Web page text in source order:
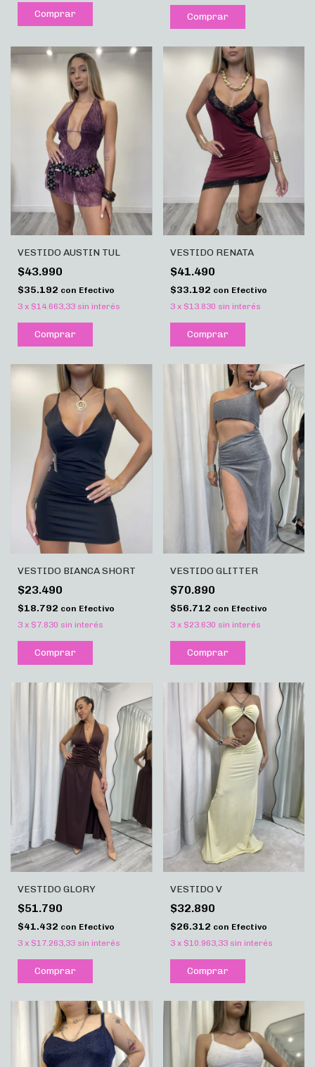
Comprar Comprar
VESTIDO AUSTIN TUL
$43.990
$35.192 con Efectivo
3 x $14.663,33 sin interés
Comprar
VESTIDO RENATA
$41.490
$33.192 con Efectivo
3 x $13.830 sin interés
Comprar
VESTIDO BIANCA SHORT
$23.490
$18.792 con Efectivo
3 x $7.830 sin interés
Comprar
VESTIDO GLITTER
$70.890
$56.712 con Efectivo
3 x $23.630 sin interés
Comprar
VESTIDO GLORY
$51.790
$41.432 con Efectivo
3 x $17.263,33 sin interés
Comprar
VESTIDO V
$32.890
$26.312 con Efectivo
3 x $10.963,33 sin interés
Comprar